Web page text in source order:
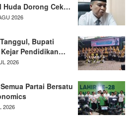
Huda Dorong Cek…
2026
Bupati
Pendidikan…
2026
Partai Bersatu
2026